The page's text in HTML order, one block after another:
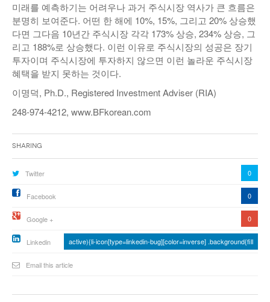
미래를 예측하기는 어려우나 과거 주식시장 역사가 큰 흐름은
분명히 보여준다. 어떤 한 해에 10%, 15%, 그리고 20% 상승했
다면 그다음 10년간 주식시장 각각 173% 상승, 234% 상승, 그
리고 188%로 상승했다. 이런 이유로 주식시장의 성공은 장기
투자이며 주식시장에 투자하지 않으면 이런 놀라운 주식시장
혜택을 받지 못하는 것이다.
이명덕, Ph.D., Registered Investment Adviser (RIA)
248-974-4212, www.BFkorean.com
Sharing
Twitter 0
Facebook 0
Google + 0
Linkedin active){li-icon[type=linkedin-bug][color=inverse] .background{fill
Email this article